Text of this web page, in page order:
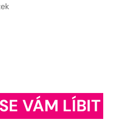
SE VÁM LÍBIT